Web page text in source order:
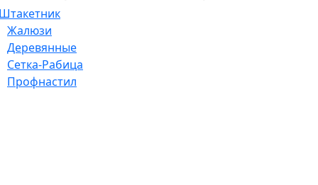
Жалюзи
Деревянные
Сетка-Рабица
Профнастил